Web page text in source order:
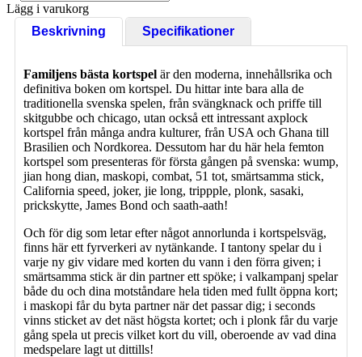
Lägg i varukorg
Beskrivning
Specifikationer
Familjens bästa kortspel är den moderna, innehållsrika och
definitiva boken om kortspel. Du hittar inte bara alla de
traditionella svenska spelen, från svängknack och priffe till
skitgubbe och chicago, utan också ett intressant axplock
kortspel från många andra kulturer, från USA och Ghana till
Brasilien och Nordkorea. Dessutom har du här hela femton
kortspel som presenteras för första gången på svenska: wump,
jian hong dian, maskopi, combat, 51 tot, smärtsamma stick,
California speed, joker, jie long, trippple, plonk, sasaki,
prickskytte, James Bond och saath-aath!
Och för dig som letar efter något annorlunda i kortspelsväg,
finns här ett fyrverkeri av nytänkande. I tantony spelar du i
varje ny giv vidare med korten du vann i den förra given; i
smärtsamma stick är din partner ett spöke; i valkampanj spelar
både du och dina motståndare hela tiden med fullt öppna kort;
i maskopi får du byta partner när det passar dig; i seconds
vinns sticket av det näst högsta kortet; och i plonk får du varje
gång spela ut precis vilket kort du vill, oberoende av vad dina
medspelare lagt ut dittills!